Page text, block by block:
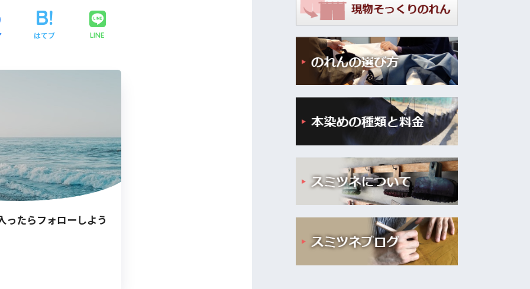
はてブ LINE
ったらフォローしよう